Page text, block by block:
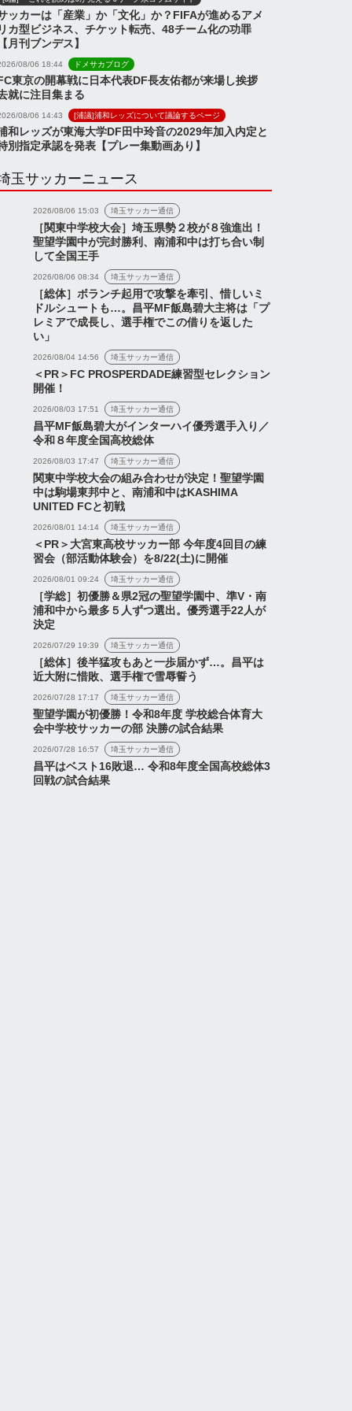
、榊原、福田3選手
しこジャパンに初選
浦和レッズ Talk on
ッカーは「産業」か「文化」か？FIFAが進めるアメ
カ型ビジネス、チケット転売、48チーム化の功罪
月刊ブンデス】
08/06 18:44 ドメサカブログ
東京の開幕戦に日本代表DF長友佑都が来場し挨拶
就に注目集まる
08/06 14:43 [浦議]浦和レッズについて議論するページ
和レッズが東海大学DF田中玲音の2029年加入内定と
別指定承認を発表【プレー集動画あり】
玉サッカーニュース
2026/08/06 15:03 埼玉サッカー通信
［関東中学校大会］埼玉県勢２校が８強進出！
聖望学園中が完封勝利、南浦和中は打ち合い制
して全国王手
2026/08/06 08:34 埼玉サッカー通信
［総体］ボランチ起用で攻撃を牽引、惜しいミ
ドルシュートも…。昌平MF飯島碧大主将は「プ
レミアで成長し、選手権でこの借りを返した
い」
2026/08/04 14:56 埼玉サッカー通信
＜PR＞FC PROSPERDADE練習型セレクション
開催！
2026/08/03 17:51 埼玉サッカー通信
昌平MF飯島碧大がインターハイ優秀選手入り／
令和８年度全国高校総体
2026/08/03 17:47 埼玉サッカー通信
関東中学校大会の組み合わせが決定！聖望学園
中は駒場東邦中と、南浦和中はKASHIMA
UNITED FCと初戦
2026/08/01 14:14 埼玉サッカー通信
＜PR＞大宮東高校サッカー部 今年度4回目の練
習会（部活動体験会）を8/22(土)に開催
2026/08/01 09:24 埼玉サッカー通信
［学総］初優勝＆県2冠の聖望学園中、準V・南
浦和中から最多５人ずつ選出。優秀選手22人が
決定
2026/07/29 19:39 埼玉サッカー通信
［総体］後半猛攻もあと一歩届かず…。昌平は
近大附に惜敗、選手権で雪辱誓う
2026/07/28 17:17 埼玉サッカー通信
聖望学園が初優勝！令和8年度 学校総合体育大
会中学校サッカーの部 決勝の試合結果
2026/07/28 16:57 埼玉サッカー通信
昌平はベスト16敗退… 令和8年度全国高校総体3
回戦の試合結果